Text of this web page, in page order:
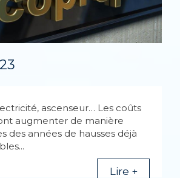
ascenseur… Les coûts
augmenter de manière
des années de hausses déjà
Lire +